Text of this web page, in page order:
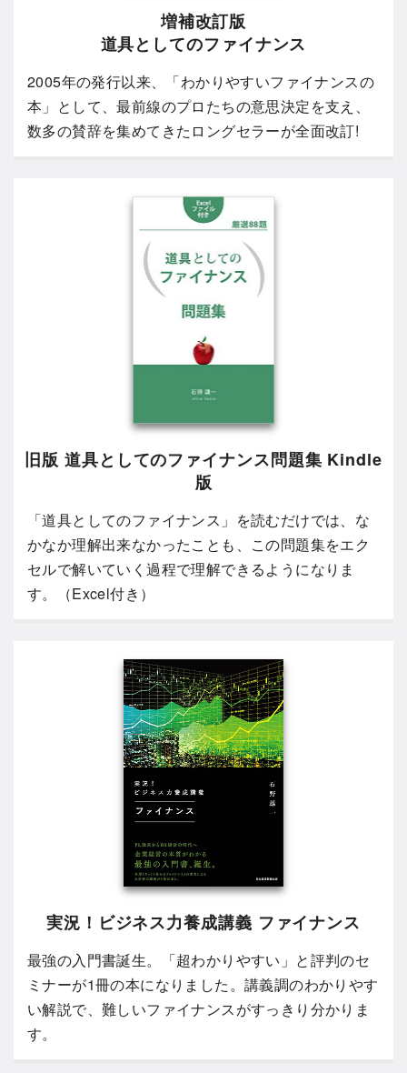
増補改訂版
道具としてのファイナンス
2005年の発行以来、「わかりやすいファイナンスの
本」として、最前線のプロたちの意思決定を支え、
数多の賛辞を集めてきたロングセラーが全面改訂!
旧版 道具としてのファイナンス問題集 Kindle
版
「道具としてのファイナンス」を読むだけでは、な
かなか理解出来なかったことも、この問題集をエク
セルで解いていく過程で理解できるようになりま
す。（Excel付き）
実況！ビジネス力養成講義 ファイナンス
最強の入門書誕生。「超わかりやすい」と評判のセ
ミナーが1冊の本になりました。講義調のわかりやす
い解説で、難しいファイナンスがすっきり分かりま
す。